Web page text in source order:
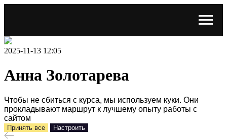
2025-11-13 12:05
Анна Золотарева
Чтобы не сбиться с курса, мы используем куки. Они
прокладывают маршрут к лучшему опыту работы с
сайтом
Принять все Настроить